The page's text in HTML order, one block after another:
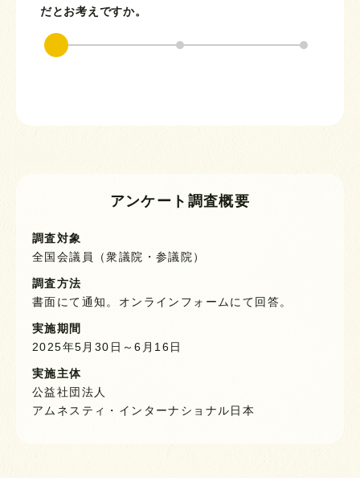
だとお考えですか。
アンケート調査概要
調査対象
全国会議員（衆議院・参議院）
調査方法
書面にて通知。オンラインフォームにて回答。
実施期間
2025年5月30日～6月16日
実施主体
公益社団法人
アムネスティ・インターナショナル日本